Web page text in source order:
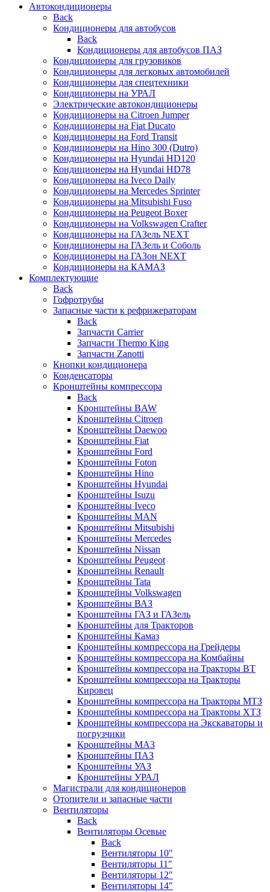
Автокондиционеры
Back
Кондиционеры для автобусов
Back
Кондиционеры для автобусов ПАЗ
Кондиционеры для грузовиков
Кондиционеры для легковых автомобилей
Кондиционеры для спецтехники
Кондиционеры на УРАЛ
Электрические автокондиционеры
Кондиционеры на Citroen Jumper
Кондиционеры на Fiat Ducato
Кондиционеры на Ford Transit
Кондиционеры на Hino 300 (Dutro)
Кондиционеры на Hyundai HD120
Кондиционеры на Hyundai HD78
Кондиционеры на Iveco Daily
Кондиционеры на Mercedes Sprinter
Кондиционеры на Mitsubishi Fuso
Кондиционеры на Peugeot Boxer
Кондиционеры на Volkswagen Crafter
Кондиционеры на ГАЗель NEXT
Кондиционеры на ГАЗель и Соболь
Кондиционеры на ГАЗон NEXT
Кондиционеры на КАМАЗ
Комплектующие
Back
Гофротрубы
Запасные части к рефрижераторам
Back
Запчасти Carrier
Запчасти Thermo King
Запчасти Zanotti
Кнопки кондиционера
Конденсаторы
Кронштейны компрессора
Back
Кронштейны BAW
Кронштейны Citroen
Кронштейны Daewoo
Кронштейны Fiat
Кронштейны Ford
Кронштейны Foton
Кронштейны Hino
Кронштейны Hyundai
Кронштейны Isuzu
Кронштейны Iveco
Кронштейны MAN
Кронштейны Mitsubishi
Кронштейны Mеrcedes
Кронштейны Nissan
Кронштейны Peugeot
Кронштейны Renault
Кронштейны Tata
Кронштейны Volkswagen
Кронштейны ВАЗ
Кронштейны ГАЗ и ГАЗель
Кронштейны для Тракторов
Кронштейны Камаз
Кронштейны компрессора на Грейдеры
Кронштейны компрессора на Комбайны
Кронштейны компрессора на Тракторы ВТ
Кронштейны компрессора на Тракторы
Кировец
Кронштейны компрессора на Тракторы МТЗ
Кронштейны компрессора на Тракторы ХТЗ
Кронштейны компрессора на Экскаваторы и
погрузчики
Кронштейны МАЗ
Кронштейны ПАЗ
Кронштейны УАЗ
Кронштейны УРАЛ
Магистрали для кондиционеров
Отопители и запасные части
Вентиляторы
Back
Вентиляторы Осевые
Back
Вентиляторы 10″
Вентиляторы 11″
Вентиляторы 12″
Вентиляторы 14″